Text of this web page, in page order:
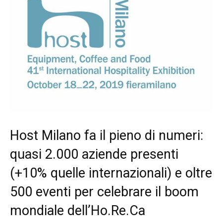
Host Milano fa il pieno di numeri:
quasi 2.000 aziende presenti
(+10% quelle internazionali) e oltre
500 eventi per celebrare il boom
mondiale dell’Ho.Re.Ca